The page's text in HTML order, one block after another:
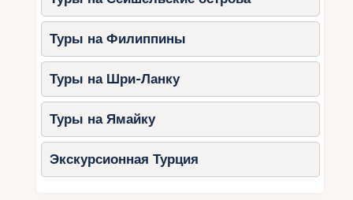
Туры на Филиппины
Туры на Шри-Ланку
Туры на Ямайку
Экскурсионная Турция